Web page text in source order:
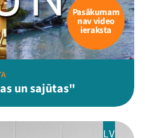
Pasākumam
nav video
ieraksta
un sajūtas"
LV